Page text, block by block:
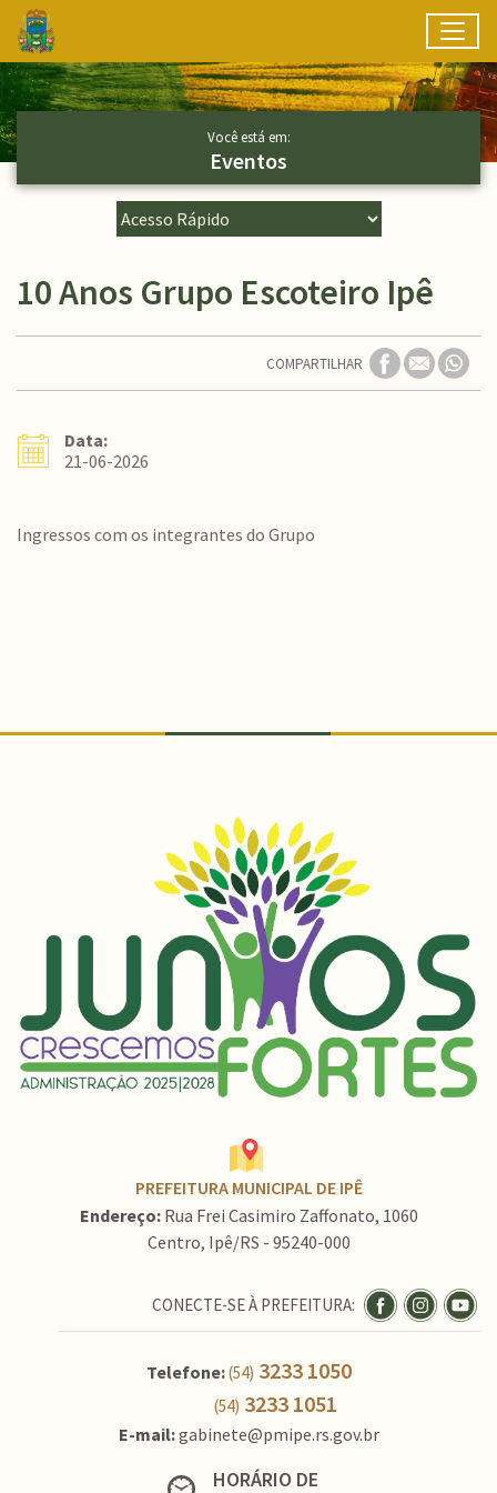
Ir para conteúdo principal
Conteúdo Principal
Você está em:
Eventos
10 Anos Grupo Escoteiro Ipê
COMPARTILHAR
Data:
21-06-2026
Ingressos com os integrantes do Grupo
PREFEITURA MUNICIPAL DE IPÊ
Endereço: Rua Frei Casimiro Zaffonato, 1060
Centro, Ipê/RS - 95240-000
CONECTE-SE À PREFEITURA:
Telefone:(54) 3233 1050
(54) 3233 1051
E-mail:gabinete@pmipe.rs.gov.br
HORÁRIO DE